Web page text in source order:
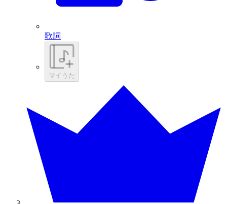
歌詞
マイうた